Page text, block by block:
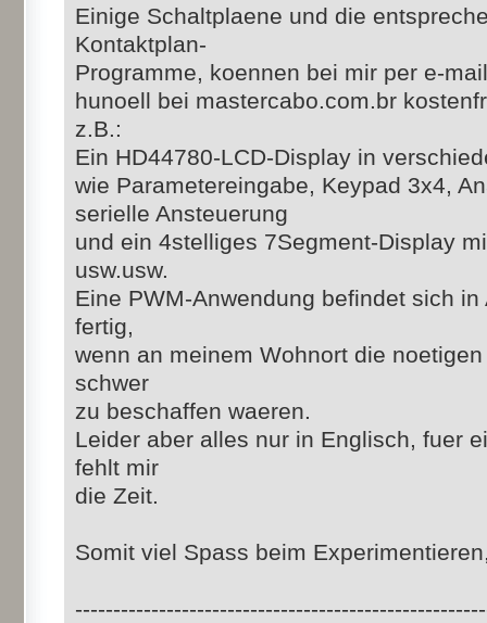
Einige Schaltplaene und die
Kontaktplan-
Programme, koennen bei mir per e-
hunoell bei mastercabo.com.br
z.B.:
Ein HD44780-LCD-Display in
wie Parametereingabe, Keypad 3x4,
serielle Ansteuerung
und ein 4stelliges 7Segment-Display
usw.usw.
Eine PWM-Anwendung befindet sich
fertig,
wenn an meinem Wohnort die
schwer
zu beschaffen waeren.
Leider aber alles nur in Englisch, fuer
fehlt mir
die Zeit.
Somit viel Spass beim